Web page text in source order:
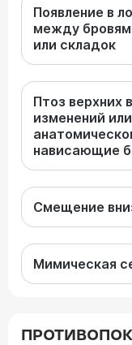
Появление в
между
или складок
Птоз верхних
изменений
нависающие
Смещение
Мимическая